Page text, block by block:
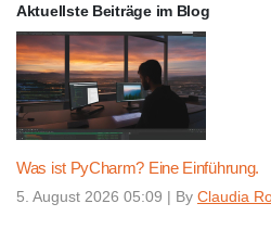
Aktuellste Beiträge im Blog
Was ist PyCharm? Eine Einführung.
5. August 2026 05:09 | By Claudia